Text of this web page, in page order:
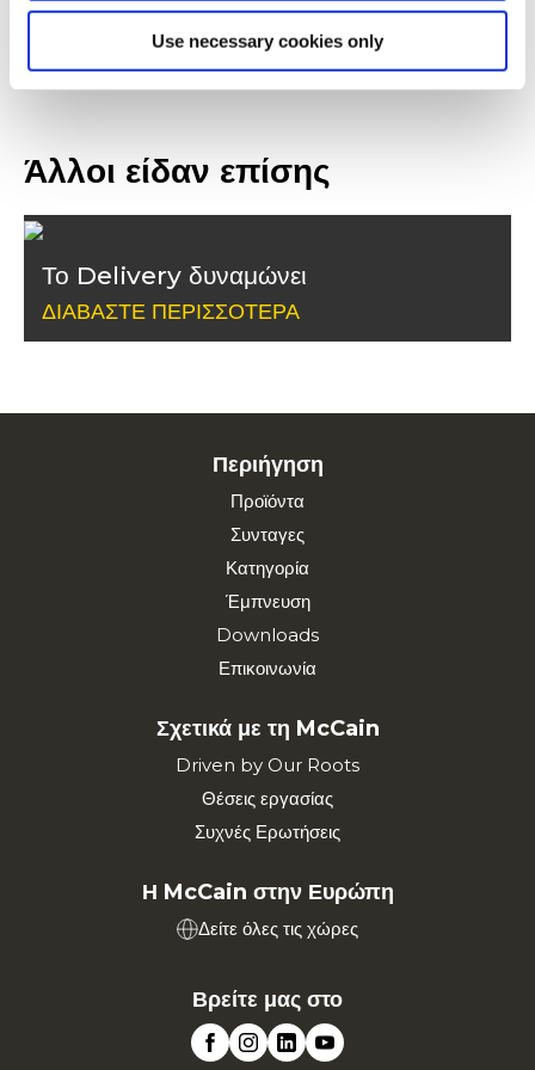
Use necessary cookies only
Άλλοι είδαν επίσης
Το Delivery δυναμώνει
ΔΙΑΒΆΣΤΕ ΠΕΡΙΣΣΌΤΕΡΑ
Περιήγηση
Προϊόντα
Συνταγες
Κατηγορία
Έμπνευση
Downloads
Επικοινωνία
Σχετικά με τη McCain
Driven by Our Roots
Θέσεις εργασίας
Συχνές Ερωτήσεις
Η McCain στην Ευρώπη
Δείτε όλες τις χώρες
Βρείτε μας στο